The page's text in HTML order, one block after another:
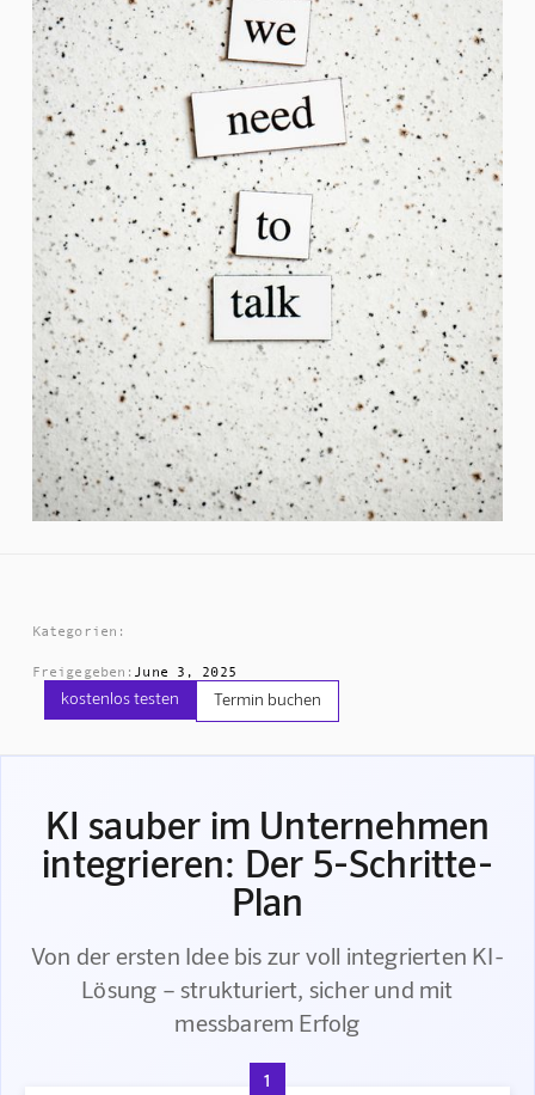
Kategorien:
Freigegeben: June 3, 2025
kostenlos testen Termin buchen
KI sauber im Unternehmen
integrieren: Der 5-Schritte-
Plan
Von der ersten Idee bis zur voll integrierten KI-
Lösung – strukturiert, sicher und mit
messbarem Erfolg
1